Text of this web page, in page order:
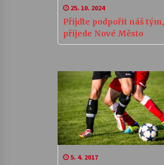
25. 10. 2024
Přijďte podpořit náš tým,
přijede Nové Město
5. 4. 2017